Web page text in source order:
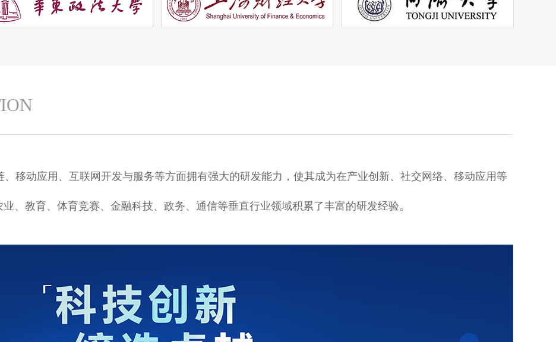
移动应用、互联网开发与服务等方面拥有强大的研发能力，使其成为在产业创新、社交网络、移动应用等
、教育、体育竞赛、金融科技、政务、通信等垂直行业领域积累了丰富的研发经验。